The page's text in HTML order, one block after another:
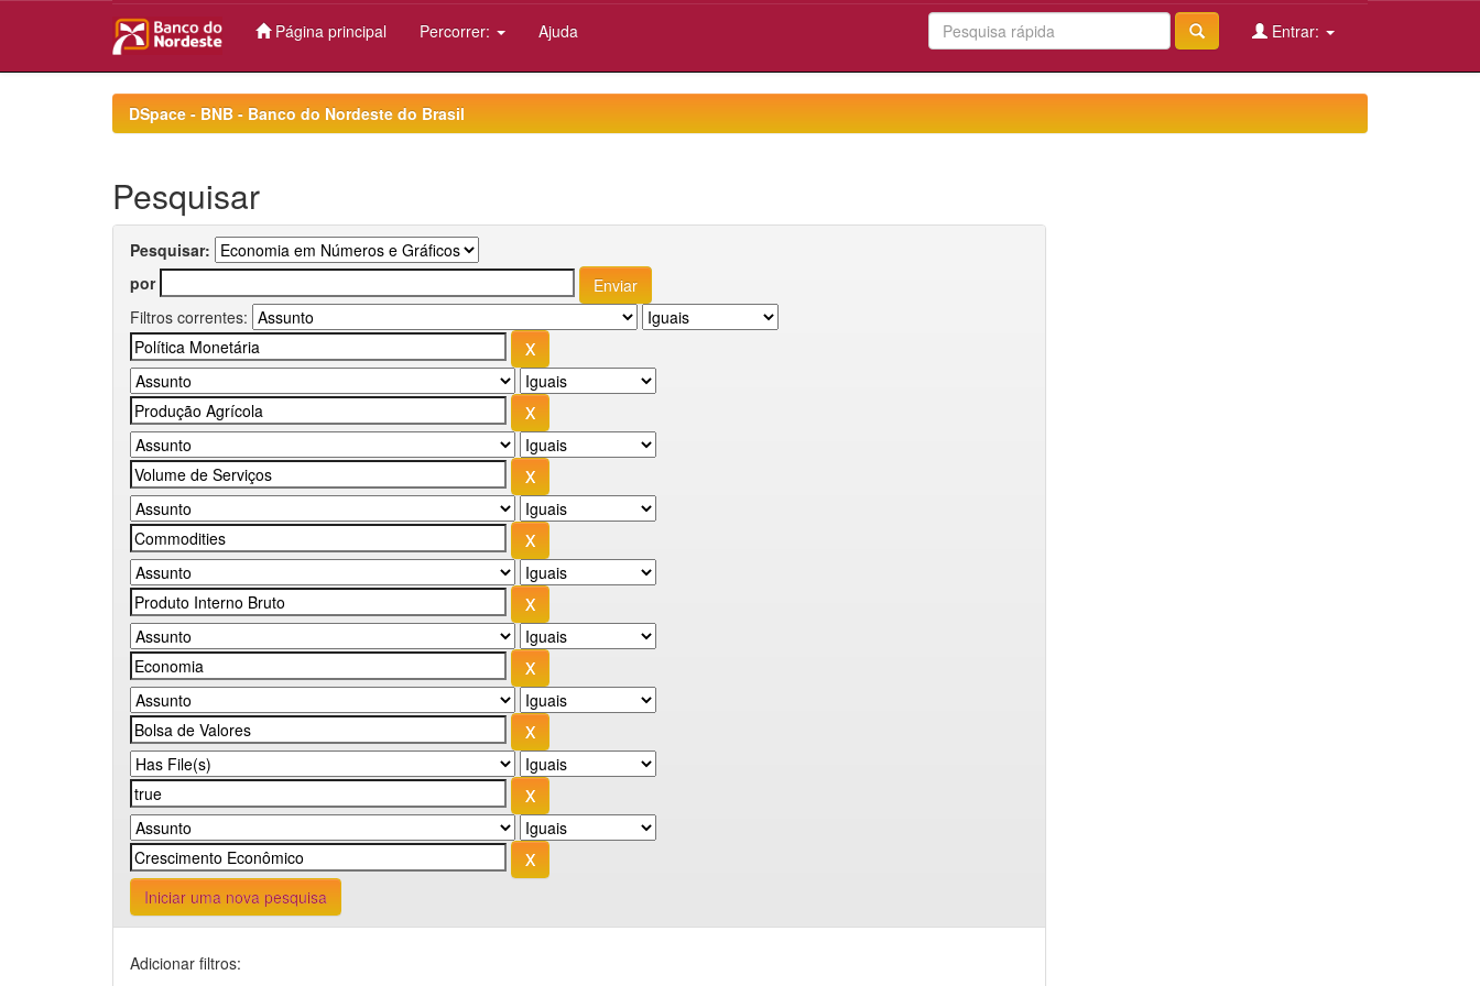
Página principal Percorrer: Ajuda Entrar:
DSpace - BNB - Banco do Nordeste do Brasil
Pesquisar
Pesquisar:
por
Filtros correntes:
Iniciar uma nova pesquisa
Adicionar filtros: